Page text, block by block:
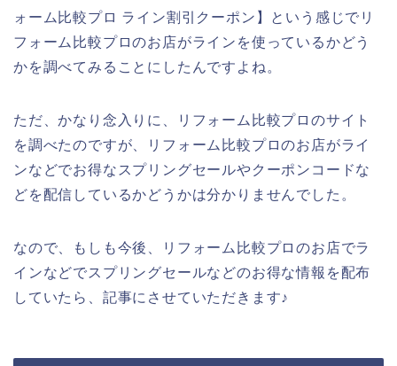
ォーム比較プロ ライン割引クーポン】という感じでリ
フォーム比較プロのお店がラインを使っているかどう
かを調べてみることにしたんですよね。
ただ、かなり念入りに、リフォーム比較プロのサイト
を調べたのですが、リフォーム比較プロのお店がライ
ンなどでお得なスプリングセールやクーポンコードな
どを配信しているかどうかは分かりませんでした。
なので、もしも今後、リフォーム比較プロのお店でラ
インなどでスプリングセールなどのお得な情報を配布
していたら、記事にさせていただきます♪